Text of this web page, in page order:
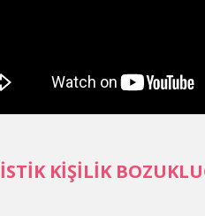
KİŞİLİK